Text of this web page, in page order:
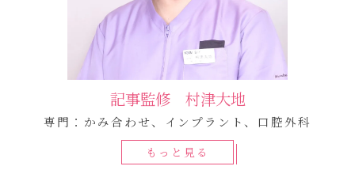
記事監修 村津大地
専門：かみ合わせ、インプラント、口腔外科
もっと見る